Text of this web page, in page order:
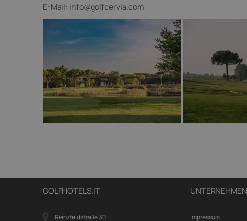
E-Mail: info@golfcervia.com
GOLFHOTELS.IT
Rienzfeldstraße 30
UNTERNEHMEN
Impressum